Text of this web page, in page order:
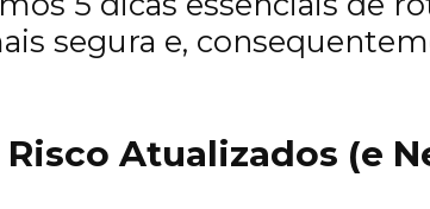
segura e,
Risco Atualizados (e